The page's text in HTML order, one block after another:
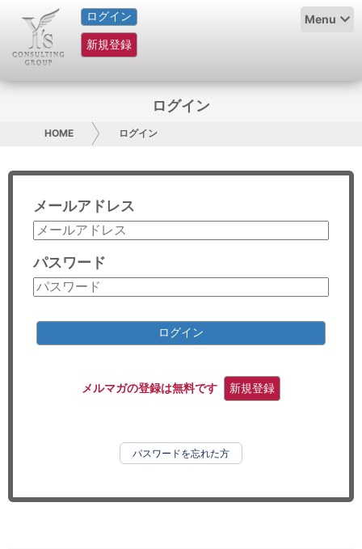
ログイン
新規登録
Menu
HOME
サービス紹介
グループ概要
採用情報
お問い合わせ
コンサルティング
リサーチ
ログイン
HOME ログイン
メールアドレス
パスワード
ログイン
メルマガの登録は無料です 新規登録
パスワードを忘れた方